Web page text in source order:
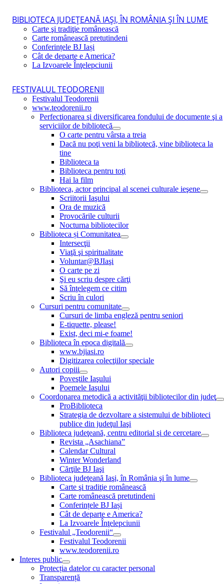
BIBLIOTECA JUDEŢEANĂ IAŞI, ÎN ROMÂNIA ŞI ÎN LUME
Carte şi tradiţie românească
Carte românească pretutindeni
Conferințele BJ Iași
Cât de departe e America?
La Izvoarele Înţelepciunii
FESTIVALUL TEODORENII
Festivalul Teodorenii
www.teodorenii.ro
Perfecţionarea şi diversificarea fondului de documente şi a
serviciilor de bibliotecă
O carte pentru vârsta a treia
Dacă nu poţi veni la bibliotecă, vine biblioteca la
tine
Biblioteca ta
Biblioteca pentru toţi
Hai la film
Biblioteca, actor principal al scenei culturale ieşene
Scriitorii Iaşului
Ora de muzică
Provocările culturii
Nocturna bibliotecilor
Biblioteca și Comunitatea
Intersecţii
Viaţă şi spiritualitate
Voluntar@BJIaşi
O carte pe zi
Şi eu scriu despre cărţi
Să înţelegem ce citim
Scriu în culori
Cursuri pentru comunitate
Cursuri de limba engleză pentru seniori
E-tiquette, please!
Exist, deci mi-e foame!
Biblioteca în epoca digitală
www.bjiasi.ro
Digitizarea colecţiilor speciale
Autori copiii
Poveştile Iaşului
Poemele Iaşului
Coordonarea metodică a activităţii bibliotecilor din judeţ
ProBiblioteca
Strategia de dezvoltare a sistemului de biblioteci
publice din judeţul Iaşi
Biblioteca judeţeană, centru editorial şi de cercetare
Revista „Asachiana”
Calendar Cultural
Winter Wonderland
Cărţile BJ Iaşi
Biblioteca judeţeană Iaşi, în România şi în lume
Carte şi tradiţie românească
Carte românească pretutindeni
Conferințele BJ Iași
Cât de departe e America?
La Izvoarele Înţelepciunii
Festivalul „Teodorenii“
Festivalul Teodorenii
www.teodorenii.ro
Interes public
Protecția datelor cu caracter personal
Transparență